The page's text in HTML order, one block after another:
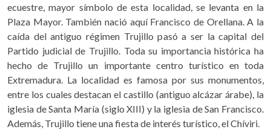
ecuestre, mayor símbolo de esta localidad, se levanta en la
Plaza Mayor. También nació aquí Francisco de Orellana. A la
caída del antiguo régimen Trujillo pasó a ser la capital del
Partido judicial de Trujillo. Toda su importancia histórica ha
hecho de Trujillo un importante centro turístico en toda
Extremadura. La localidad es famosa por sus monumentos,
entre los cuales destacan el castillo (antiguo alcázar árabe), la
iglesia de Santa María (siglo XIII) y la iglesia de San Francisco.
Además, Trujillo tiene una fiesta de interés turístico, el Chíviri.